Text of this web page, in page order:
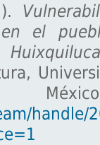
el
handle/